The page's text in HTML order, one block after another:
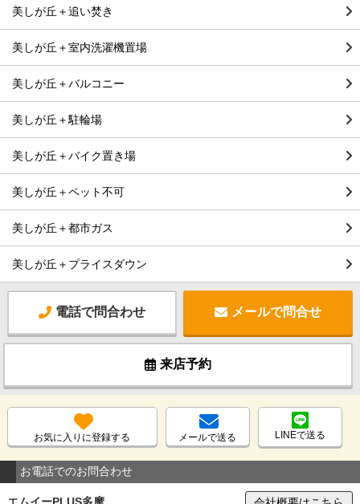
美しが丘＋追い焚き
美しが丘＋室内洗濯機置場
美しが丘＋バルコニー
美しが丘＋駐輪場
美しが丘＋バイク置き場
美しが丘＋ペット不可
美しが丘＋都市ガス
美しが丘＋プライスダウン
電話で問合わせ メールで問合せ
来店予約
お気に入りに登録する メールで送る LINEで送る
お電話でのお問合わせ
エムイーPLUS多摩